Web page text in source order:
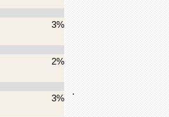
3%
2%
3%
.